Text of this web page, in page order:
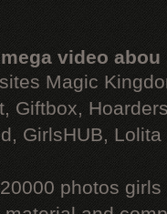
video abou
Magic
Giftbox,
GirlsHUB, Lolita
photos